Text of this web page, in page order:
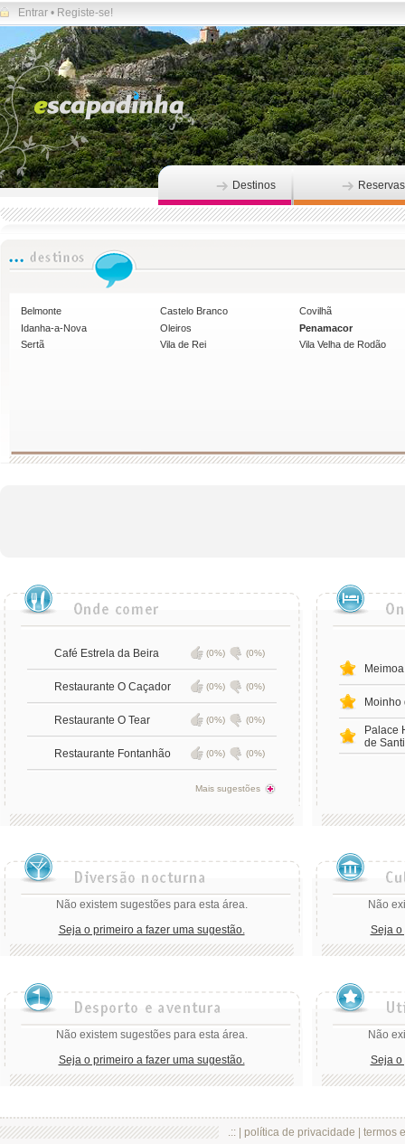
Entrar • Registe-se!
Destinos Reservas
Belmonte Castelo Branco
Covilhã
Idanha-a-Nova
Oleiros
Penamacor
Sertã
Vila de Rei Vila Velha de Rodão
Café Estrela da Beira (0%) (0%)
Restaurante O Caçador (0%) (0%)
Restaurante O Tear (0%) (0%)
Restaurante Fontanhão (0%) (0%)
Mais sugestões
Moinho
Palace
de
Não existem sugestões para esta área.
Seja o primeiro a fazer uma sugestão.
Não
Seja o
Não existem sugestões para esta área.
Seja o primeiro a fazer uma sugestão.
Não
Seja o
.:: | política de privacidade termos